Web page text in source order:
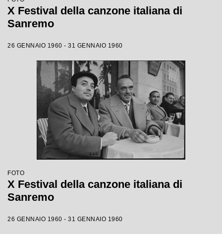
X Festival della canzone italiana di
Sanremo
26 GENNAIO 1960 - 31 GENNAIO 1960
FOTO
X Festival della canzone italiana di
Sanremo
26 GENNAIO 1960 - 31 GENNAIO 1960